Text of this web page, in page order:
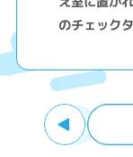
のチェック